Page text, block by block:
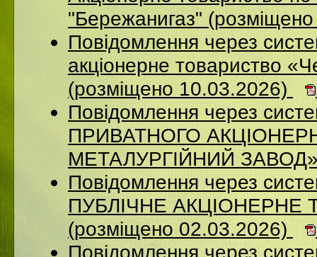
"Бережанигаз"
Повідомлення через
акціонерне товариство
(розміщено 10.03.2026)
Повідомлення через
ПРИВАТНОГО
МЕТАЛУРГІЙНИЙ ЗАВОД»
Повідомлення через
ПУБЛІЧНЕ
(розміщено 02.03.2026)
Повідомлення через